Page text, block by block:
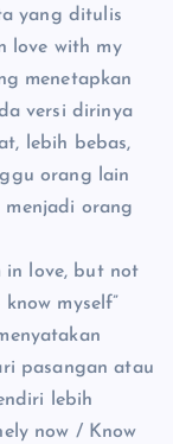
yang ditulis
love with my
menetapkan
versi dirinya
lebih bebas,
orang lain
menjadi orang
in love, but not
myself”
pasangan atau
lebih
now / Know